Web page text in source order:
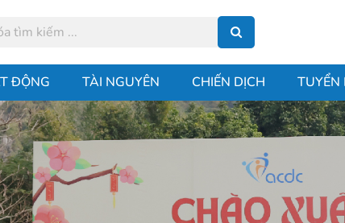
ĐỘNG TÀI NGUYÊN CHIẾN DỊCH TUYỂN